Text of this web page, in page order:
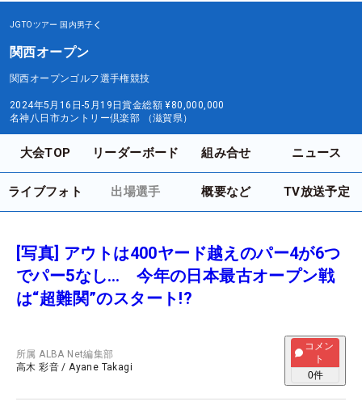
JGTOツアー 国内男子
関西オープン
関西オープンゴルフ選手権競技
2024年5月16日-5月19日賞金総額 ¥80,000,000
名神八日市カントリー倶楽部 （滋賀県）
大会TOP リーダーボード 組み合せ ニュース
ライブフォト 出場選手 概要など TV放送予定
[写真] アウトは400ヤード越えのパー4が6つ
でパー5なし… 今年の日本最古オープン戦
は“超難関”のスタート!?
所属ALBA Net編集部
高木 彩音 /Ayane Takagi
コメン
ト
0件